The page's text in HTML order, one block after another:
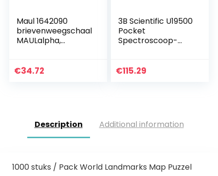
Maul 1642090
brievenweegschaal
MAULalpha,
g, zwart, 1 stuk
€34.72
3B Scientific U19500
Pocket
Spectroscoop-
zichtbaar
€115.29
Description Additional information
1000 stuks / Pack World Landmarks Map Puzzel